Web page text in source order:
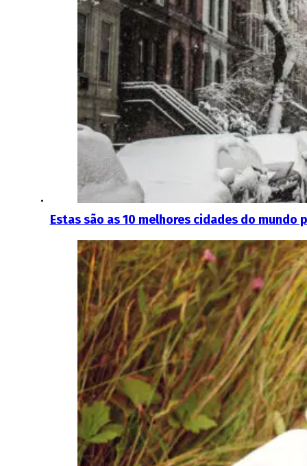
Estas são as 10 melhores cidades do mundo